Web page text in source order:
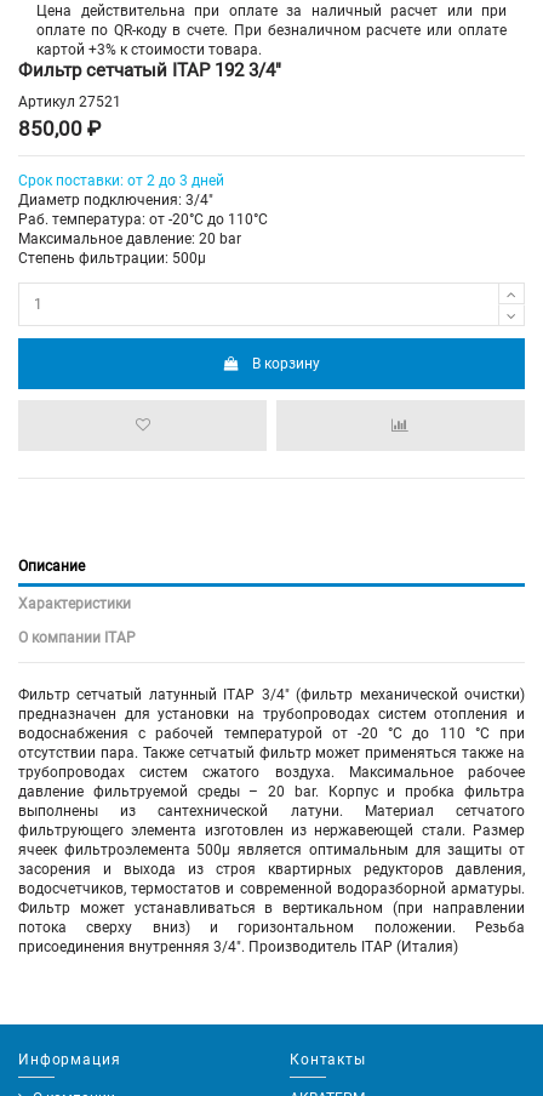
Цена действительна при оплате за наличный расчет или при
оплате по QR-коду в счете. При безналичном расчете или оплате
картой +3% к стоимости товара.
Фильтр сетчатый ITAP 192 3/4"
Артикул 27521
850,00 ₽
Срок поставки: от 2 до 3 дней
Диаметр подключения: 3/4"
Раб. температура: от -20°C до 110°C
Максимальное давление: 20 bar
Степень фильтрации: 500µ
В корзину
Описание
Характеристики
О компании ITAP
Фильтр сетчатый латунный ITAP 3/4" (фильтр механической очистки)
предназначен для установки на трубопроводах систем отопления и
водоснабжения с рабочей температурой от -20 °C до 110 °C при
отсутствии пара. Также сетчатый фильтр может применяться также на
трубопроводах систем сжатого воздуха. Максимальное рабочее
давление фильтруемой среды – 20 bar. Корпус и пробка фильтра
выполнены из сантехнической латуни. Материал сетчатого
фильтрующего элемента изготовлен из нержавеющей стали. Размер
ячеек фильтроэлемента 500µ является оптимальным для защиты от
засорения и выхода из строя квартирных редукторов давления,
водосчетчиков, термостатов и современной водоразборной арматуры.
Фильтр может устанавливаться в вертикальном (при направлении
потока сверху вниз) и горизонтальном положении. Резьба
присоединения внутренняя 3/4". Производитель ITAP (Италия)
Информация Контакты